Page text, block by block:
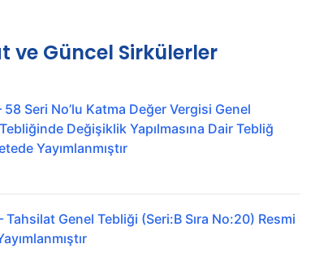
ve Güncel Sirkülerler
Seri No’lu Katma Değer Vergisi Genel
Değişiklik Yapılmasına Dair Tebliğ
Yayımlanmıştır
Genel Tebliği (Seri:B Sıra No:20) Resmi